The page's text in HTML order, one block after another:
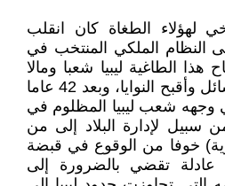
لهؤلاء الطغاة كان انقلب
النظام الملكي المنتخب في
استباح هذا الطاغية ليبيا شعبا ومالا
ونظاما ومكانة بأبشع الوسائل وأقبح النوايا، وبعد 42 عاما
شعب ليبيا المظلوم في
يجد من سبيل لإدارة البلاد إلى من
خوفا من الوقوع في قبضة
عادلة تقضي بالضرورة إلى